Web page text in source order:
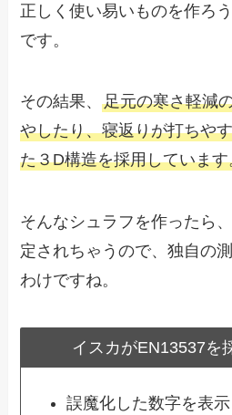
正しく使い易いものを作ろ
です。
その結果、足元の寒さ軽減
やしたり、寝返りが打ちや
た３D構造を採用しています
そんなシュラフを作ったら
定されちゃうので、独自の
わけですね。
イスカがEN13537を
誤魔化した数字を表